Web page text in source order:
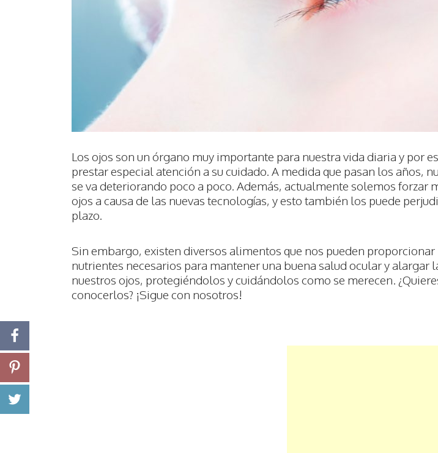
Los ojos son un órgano muy importante para nuestra vida diaria y por
prestar especial atención a su cuidado. A medida que pasan los años,
se va deteriorando poco a poco. Además, actualmente solemos forzar
ojos a causa de las nuevas tecnologías, y esto también los puede
plazo.
Sin embargo, existen diversos alimentos que nos pueden proporcionar
nutrientes necesarios para mantener una buena salud ocular y alargar
nuestros ojos, protegiéndolos y cuidándolos como se merecen.
conocerlos? ¡Sigue con nosotros!